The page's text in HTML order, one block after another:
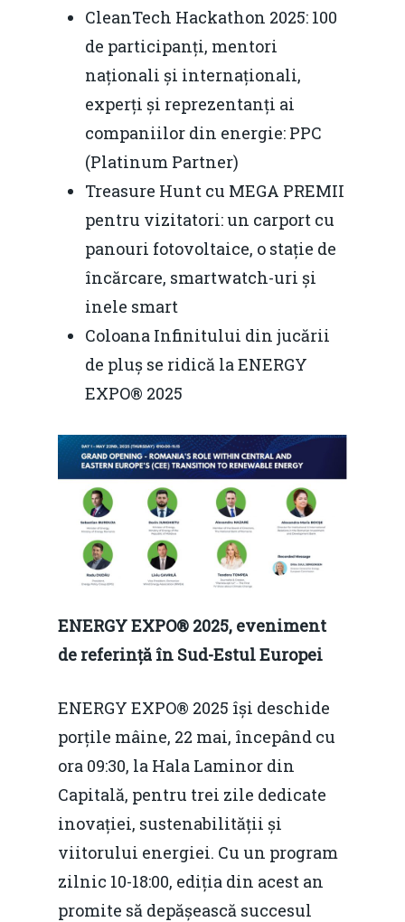
CleanTech Hackathon 2025: 100
de participanți, mentori
naționali și internaționali,
experți și reprezentanți ai
companiilor din energie: PPC
(Platinum Partner)
Treasure Hunt cu MEGA PREMII
pentru vizitatori: un carport cu
panouri fotovoltaice, o stație de
încărcare, smartwatch-uri și
inele smart
Coloana Infinitului din jucării
de pluș se ridică la ENERGY
EXPO® 2025
ENERGY EXPO® 2025, eveniment
de referință în Sud-Estul Europei
ENERGY EXPO® 2025 își deschide
porțile mâine, 22 mai, începând cu
ora 09:30, la Hala Laminor din
Capitală, pentru trei zile dedicate
inovației, sustenabilității și
viitorului energiei. Cu un program
zilnic 10-18:00, ediția din acest an
promite să depășească succesul